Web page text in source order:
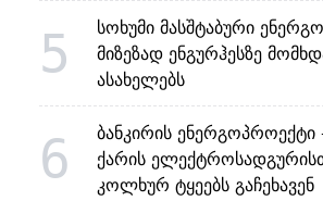
5
სოხუმი მასშტაბური
მიზეზად ენგურჰესზე
ასახელებს
6
ბანკირის ენერგოპროექტი
ქარის
კოლხურ ტყეებს გაჩეხავენ